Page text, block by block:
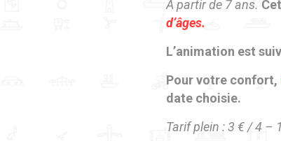
À partir de 7 ans.
d’âges.
L’animation est
Pour votre confort,
date choisie.
Tarif plein : 3 € / 4 –